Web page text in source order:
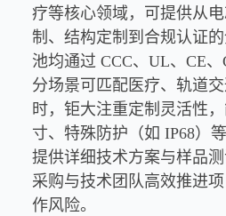
疗等核心领域，可提供从
制、结构定制到合规认证
池均通过 CCC、UL、CE
分场景可匹配医疗、轨道
时，钜大注重定制灵活性
寸、特殊防护（如 IP68）
提供详细技术方案与样品
采购与技术团队高效推进
作风险。